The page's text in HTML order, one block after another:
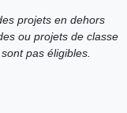
projets en dehors
ou projets de classe
pas éligibles.